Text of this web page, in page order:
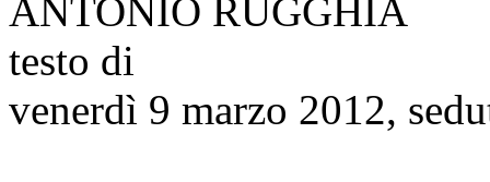
ANTONIO RUGGHIA
testo di
venerdì 9 marzo 2012,